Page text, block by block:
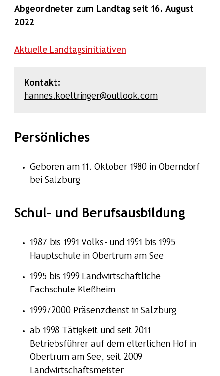
Abgeordneter zum Landtag seit 16. August
2022
Aktuelle Landtagsinitiativen
Kontakt:
hannes.koeltringer@outlook.com
Persönliches
Geboren am 11. Oktober 1980 in Oberndorf
bei Salzburg
Schul- und Berufsausbildung
1987 bis 1991 Volks- und 1991 bis 1995
Hauptschule in Obertrum am See
1995 bis 1999 Landwirtschaftliche
Fachschule Kleßheim
1999/2000 Präsenzdienst in Salzburg
ab 1998 Tätigkeit und seit 2011
Betriebsführer auf dem elterlichen Hof in
Obertrum am See, seit 2009
Landwirtschaftsmeister